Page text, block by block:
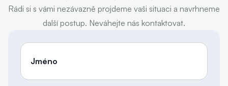
Rádi si s vámi nezávazně projdeme vaši situaci a navrhneme
další postup. Neváhejte nás kontaktovat.
Jméno